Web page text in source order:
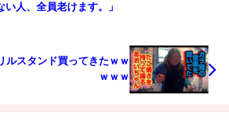
い人、全員老けます。」
ルスタンド買ってきたｗｗ
ｗｗｗ